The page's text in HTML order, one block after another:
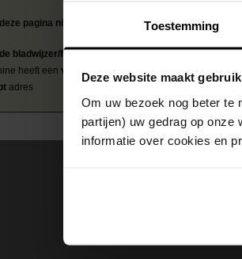
Toestemming
Deze website maakt
Om uw bezoek nog beter te
partijen) uw gedrag op
informatie over cookies en
pagina niet bezoeken door:
bladwijzer/favoriet
heeft een verouderde lijst van de website
adres